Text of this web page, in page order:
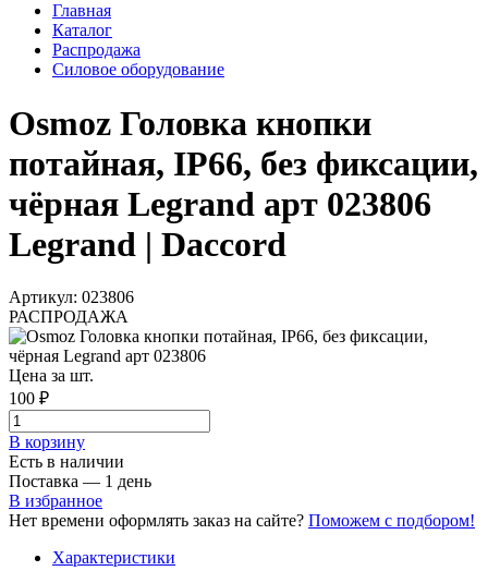
Главная
Каталог
Распродажа
Силовое оборудование
Osmoz Головка кнопки
потайная, IP66, без фиксации,
чёрная Legrand арт 023806
Legrand | Daccord
Артикул: 023806
РАСПРОДАЖА
Цена за шт.
100 ₽
В корзинy
Есть в наличии
Поставка — 1 день
В избранное
Нет времени оформлять заказ на сайте? Поможем с подбором!
Характеристики